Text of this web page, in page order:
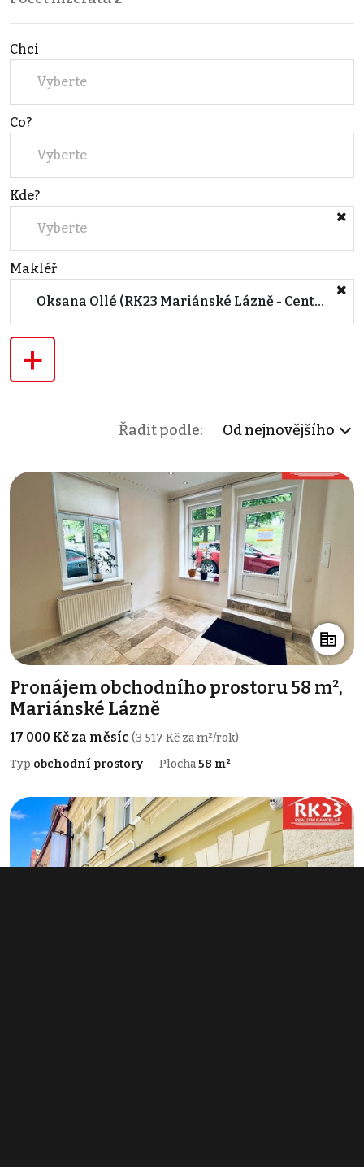
Chci
Vyberte
Co?
Vyberte
Kde?
Vyberte
Makléř
Oksana Ollé (RK23 Mariánské Lázně - Centrála společnosti)
+
Řadit podle: Od nejnovějšího
Pronájem obchodního prostoru 58 m²,
Mariánské Lázně
17 000 Kč za měsíc(3 517 Kč za m²/rok)
Typ obchodní prostory Plocha58 m²